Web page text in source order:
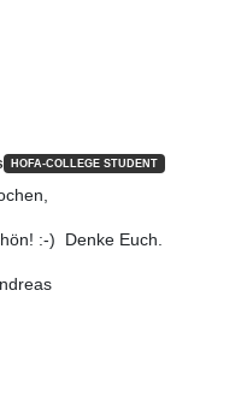
HOFA-COLLEGE STUDENT
:-) Denke Euch.